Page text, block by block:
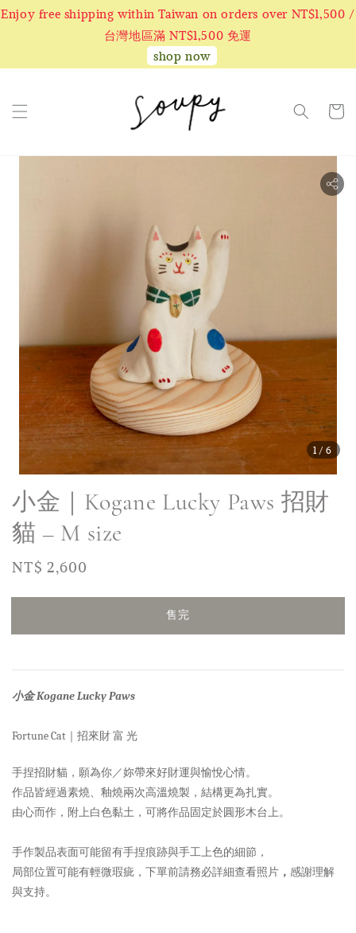
Enjoy free shipping within Taiwan on orders over NT$1,500 /
台灣地區滿 NT$1,500 免運
shop now
1 /6
小金｜Kogane Lucky Paws 招財
貓 – M size
Regular
NT$ 2,600
售完
小金KoganeLucky Paws
Fortune Cat｜招來財 富 光
手捏招財貓，願為你／妳帶來好財運與愉悅心情。
作品皆經過素燒、釉燒兩次高溫燒製，結構更為扎實。
由心而作，附上白色黏土，可將作品固定於圓形木台上。
手作製品表面可能留有手捏痕跡與手工上色的細節，
局部位置可能有輕微瑕疵，下單前請務必詳細查看照片 ， 感謝理解
與支持。